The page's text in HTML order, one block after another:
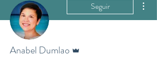
Seguir
Anabel Dumlao